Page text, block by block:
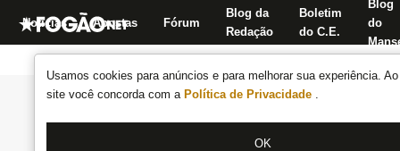
Usamos cookies para anúncios e para melhorar sua experiência.
site você concorda com a Política de Privacidade .
OK
Notícias Apostas Fórum
Blog da
Redação
Boletim
do C.E.
Blog
do